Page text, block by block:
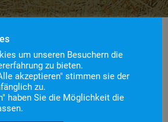
43
B2 – Brand Mähdrescher
27. Juni 2026 11:05
um unseren Besuchern die
zu bieten.
akzeptieren" stimmen sie der
zu.
haben Sie die Möglichkeit die